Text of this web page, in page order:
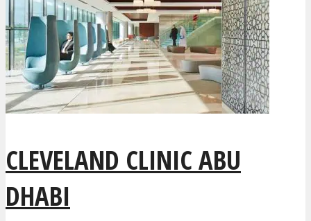
CLEVELAND CLINIC ABU
DHABI